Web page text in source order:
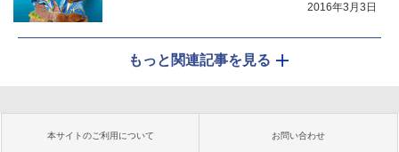
2016年3月3日
もっと関連記事を見る
本サイトのご利用について お問い合わせ